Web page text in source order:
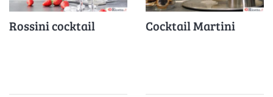
Rossini cocktail Cocktail Martini